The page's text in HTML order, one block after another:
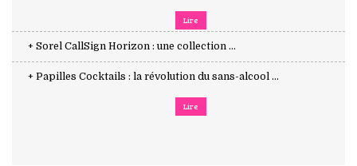
Lire
+ Sorel CallSign Horizon : une collection ...
+ Papilles Cocktails : la révolution du sans-alcool ...
Lire